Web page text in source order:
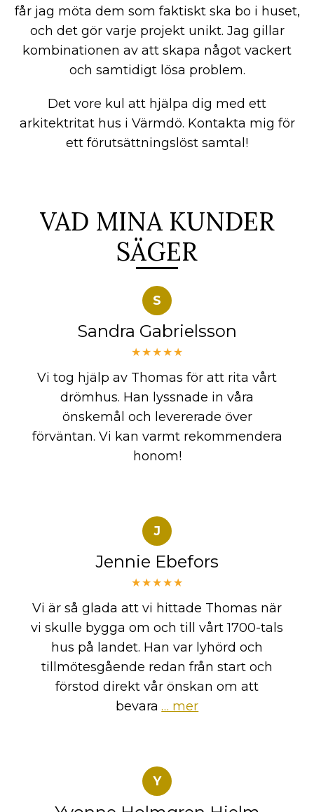
får jag möta dem som faktiskt ska bo i huset,
och det gör varje projekt unikt. Jag gillar
kombinationen av att skapa något vackert
och samtidigt lösa problem.
Det vore kul att hjälpa dig med ett
arkitektritat hus i Värmdö. Kontakta mig för
ett förutsättningslöst samtal!
VAD MINA KUNDER
SÄGER
S
Sandra Gabrielsson
★★★★★
Vi tog hjälp av Thomas för att rita vårt
drömhus. Han lyssnade in våra
önskemål och levererade över
förväntan. Vi kan varmt rekommendera
honom!
J
Jennie Ebefors
★★★★★
Vi är så glada att vi hittade Thomas när
vi skulle bygga om och till vårt 1700-tals
hus på landet. Han var lyhörd och
tillmötesgående redan från start och
förstod direkt vår önskan om att
bevara … mer
Y